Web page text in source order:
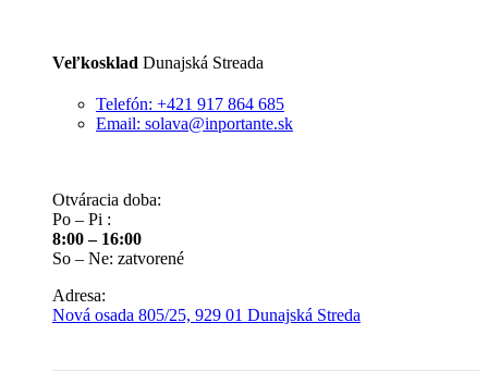
Veľkosklad Dunajská Streada
Telefón: +421 917 864 685
Email: solava@inportante.sk
Otváracia doba:
Po – Pi :
8:00 – 16:00
So – Ne: zatvorené
Adresa:
Nová osada 805/25, 929 01 Dunajská Streda